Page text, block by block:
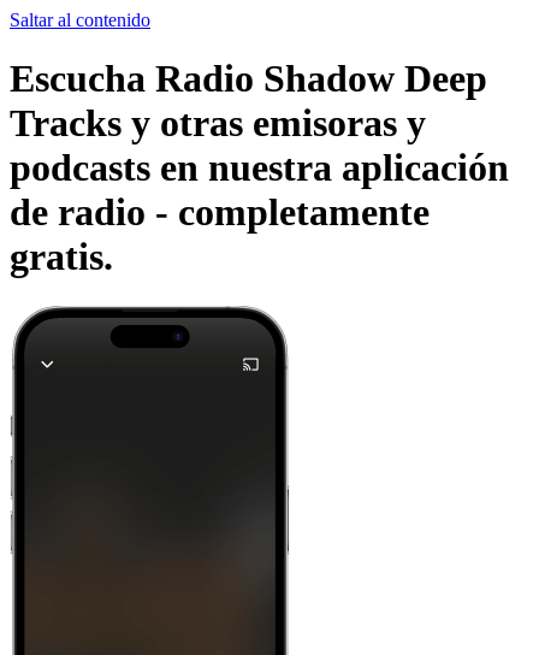
Saltar al contenido
Escucha Radio Shadow Deep
Tracks y otras emisoras y
podcasts en nuestra aplicación
de radio - completamente
gratis.